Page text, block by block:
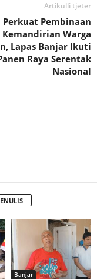
Artikulli tjetër
Perkuat Pembinaan
Kemandirian Warga
Lapas Banjar Ikuti
Raya Serentak
Nasional
Banjar